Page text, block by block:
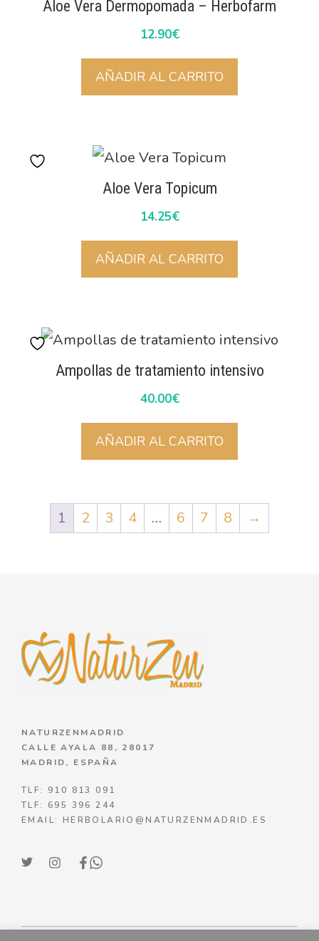
Aloe Vera Dermopomada – Herbofarm
12.90€
AÑADIR AL CARRITO
Aloe Vera Topicum
14.25€
AÑADIR AL CARRITO
Ampollas de tratamiento intensivo
40.00€
AÑADIR AL CARRITO
1 2 3 4 … 6 7 8 →
NATURZENMADRID
CALLE AYALA 88, 28017
MADRID, ESPAÑA
TLF: 910 813 091
TLF: 695 396 244
EMAIL: HERBOLARIO@NATURZENMADRID.ES